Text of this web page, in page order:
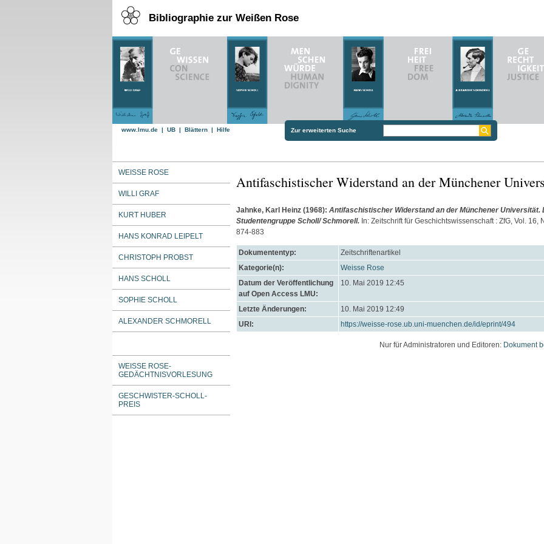
Bibliographie zur Weißen Rose
www.lmu.de| UB| Blättern| Hilfe Zur erweiterten Suche
WEISSE ROSE
WILLI GRAF
KURT HUBER
HANS KONRAD LEIPELT
CHRISTOPH PROBST
HANS SCHOLL
SOPHIE SCHOLL
ALEXANDER SCHMORELL
WEISSE ROSE-G
EDÄCHTNISVORLESUNG
GESCHWISTER-SCHOLL-
PREIS
Antifaschistischer Widerstand an der Münchener
Jahnke, Karl Heinz (1968): Antifaschistischer Widerstand an der Münchener Universität.
Studentengruppe Scholl/ Schmorell.In: Zeitschrift für Geschichtswissenschaft : ZfG, Vol. 16,
874-883
Dokumententyp:
Zeitschriftenartikel
Kategorie(n):
Weisse Rose
Datum der Veröffentlichung
auf Open Access LMU:
10. Mai 2019 12:45
Letzte Änderungen:
10. Mai 2019 12:49
URI:
https://weisse-rose.ub.uni-muenchen.de/id/eprint/494
Nur für Administratoren und Editoren: Dokument